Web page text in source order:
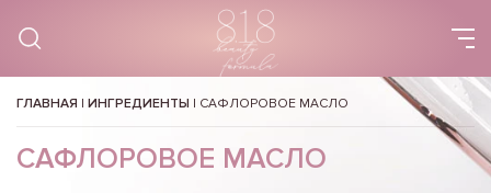
ГЛАВНАЯ | ИНГРЕДИЕНТЫ | САФЛОРОВОЕ МАСЛО
САФЛОРОВОЕ МАСЛО